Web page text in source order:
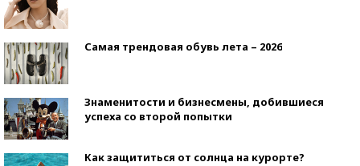
Самая трендовая обувь лета – 2026
Знаменитости и бизнесмены, добившиеся
успеха со второй попытки
Как защититься от солнца на курорте?